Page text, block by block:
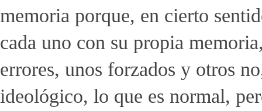
memoria porque, en cierto
cada uno con su propia
errores, unos forzados y otros
ideológico, lo que es normal,